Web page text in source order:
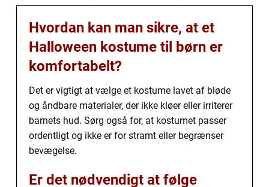
Hvordan kan man sikre, at et
Halloween kostume til børn er
komfortabelt?
Det er vigtigt at vælge et kostume lavet af bløde
og åndbare materialer, der ikke kløer eller irriterer
barnets hud. Sørg også for, at kostumet passer
ordentligt og ikke er for stramt eller begrænser
bevægelse.
Er det nødvendigt at følge